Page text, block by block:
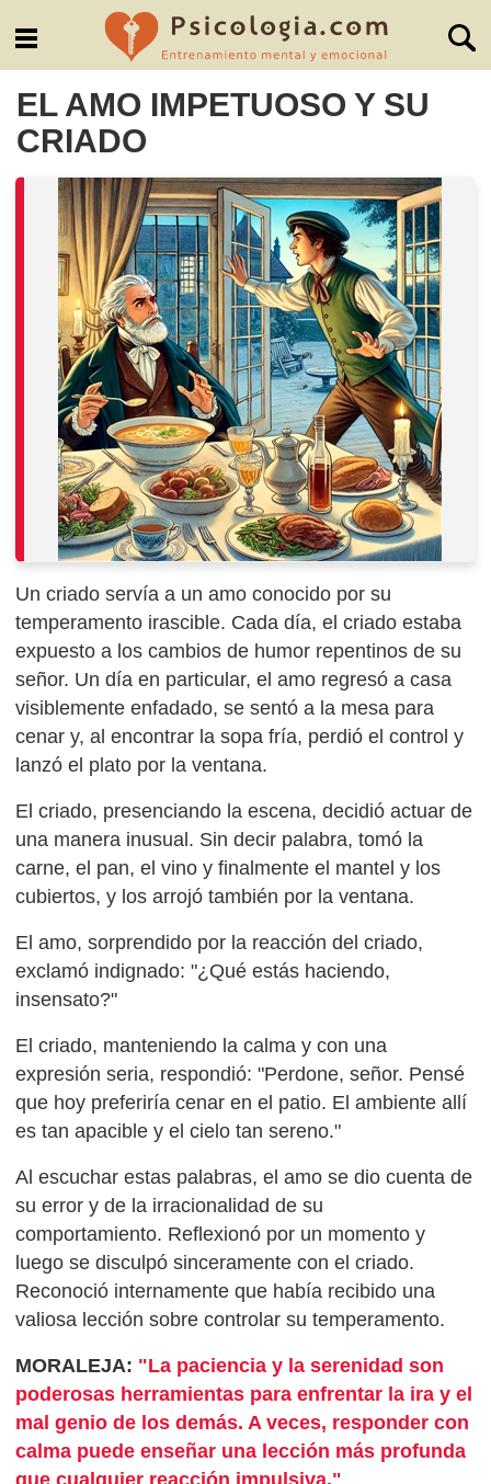
EL AMO IMPETUOSO Y SU
CRIADO
Un criado servía a un amo conocido por su
temperamento irascible. Cada día, el criado estaba
expuesto a los cambios de humor repentinos de su
señor. Un día en particular, el amo regresó a casa
visiblemente enfadado, se sentó a la mesa para
cenar y, al encontrar la sopa fría, perdió el control y
lanzó el plato por la ventana.
El criado, presenciando la escena, decidió actuar de
una manera inusual. Sin decir palabra, tomó la
carne, el pan, el vino y finalmente el mantel y los
cubiertos, y los arrojó también por la ventana.
El amo, sorprendido por la reacción del criado,
exclamó indignado: "¿Qué estás haciendo,
insensato?"
El criado, manteniendo la calma y con una
expresión seria, respondió: "Perdone, señor. Pensé
que hoy preferiría cenar en el patio. El ambiente allí
es tan apacible y el cielo tan sereno."
Al escuchar estas palabras, el amo se dio cuenta de
su error y de la irracionalidad de su
comportamiento. Reflexionó por un momento y
luego se disculpó sinceramente con el criado.
Reconoció internamente que había recibido una
valiosa lección sobre controlar su temperamento.
MORALEJA: "La paciencia y la serenidad son
poderosas herramientas para enfrentar la ira y el
mal genio de los demás. A veces, responder con
calma puede enseñar una lección más profunda
que cualquier reacción impulsiva."